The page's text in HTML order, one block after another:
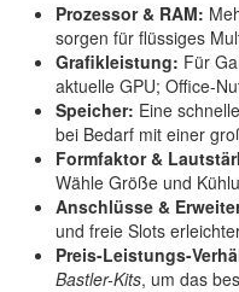
Prozessor & RAM:
sorgen für flüssiges
Grafikleistung: Für
aktuelle GPU; Office-
Speicher: Eine schnelle
bei Bedarf mit einer
Formfaktor &
Wähle Größe und
Anschlüsse &
und freie Slots
Preis-Leistungs-
Bastler-Kits, um das